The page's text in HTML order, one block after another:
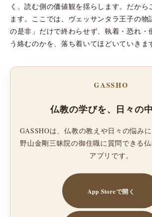
く、読む側の価値観を揺らします。だから
ます。ここでは、ヴェッサンタラ王子の物
の是非」だけで終わらせず、執着・恐れ・
う絡むのかを、落ち着いてほどいていきま
GASSHO
仏教の学びを、日々の中
GASSHOは、仏教の教えや日々の悩み
野山金剛三昧院の御住職に質問できる
アプリです。
App Storeで開く